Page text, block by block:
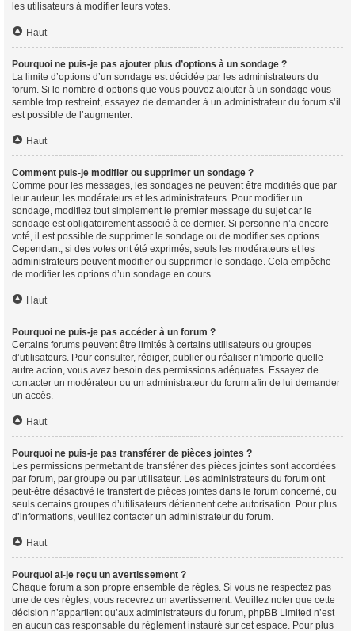
les utilisateurs à modifier leurs votes.
Haut
Pourquoi ne puis-je pas ajouter plus d’options à un sondage ?
La limite d’options d’un sondage est décidée par les administrateurs du
forum. Si le nombre d’options que vous pouvez ajouter à un sondage vous
semble trop restreint, essayez de demander à un administrateur du forum s’il
est possible de l’augmenter.
Haut
Comment puis-je modifier ou supprimer un sondage ?
Comme pour les messages, les sondages ne peuvent être modifiés que par
leur auteur, les modérateurs et les administrateurs. Pour modifier un
sondage, modifiez tout simplement le premier message du sujet car le
sondage est obligatoirement associé à ce dernier. Si personne n’a encore
voté, il est possible de supprimer le sondage ou de modifier ses options.
Cependant, si des votes ont été exprimés, seuls les modérateurs et les
administrateurs peuvent modifier ou supprimer le sondage. Cela empêche
de modifier les options d’un sondage en cours.
Haut
Pourquoi ne puis-je pas accéder à un forum ?
Certains forums peuvent être limités à certains utilisateurs ou groupes
d’utilisateurs. Pour consulter, rédiger, publier ou réaliser n’importe quelle
autre action, vous avez besoin des permissions adéquates. Essayez de
contacter un modérateur ou un administrateur du forum afin de lui demander
un accès.
Haut
Pourquoi ne puis-je pas transférer de pièces jointes ?
Les permissions permettant de transférer des pièces jointes sont accordées
par forum, par groupe ou par utilisateur. Les administrateurs du forum ont
peut-être désactivé le transfert de pièces jointes dans le forum concerné, ou
seuls certains groupes d’utilisateurs détiennent cette autorisation. Pour plus
d’informations, veuillez contacter un administrateur du forum.
Haut
Pourquoi ai-je reçu un avertissement ?
Chaque forum a son propre ensemble de règles. Si vous ne respectez pas
une de ces règles, vous recevrez un avertissement. Veuillez noter que cette
décision n’appartient qu’aux administrateurs du forum, phpBB Limited n’est
en aucun cas responsable du règlement instauré sur cet espace. Pour plus